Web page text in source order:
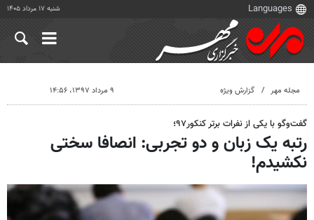
شنبه ۱۷ مرداد ۱۴۰۵
مجله مهر گزارش ویژه ۹ مرداد ۱۳۹۷، ۱۴:۵۶
گفت‌وگو با یکی از نفرات برتر کنکور۹۷؛
رتبه یک زبان و دو تجربی: انصافا سختی
نکشیدم!